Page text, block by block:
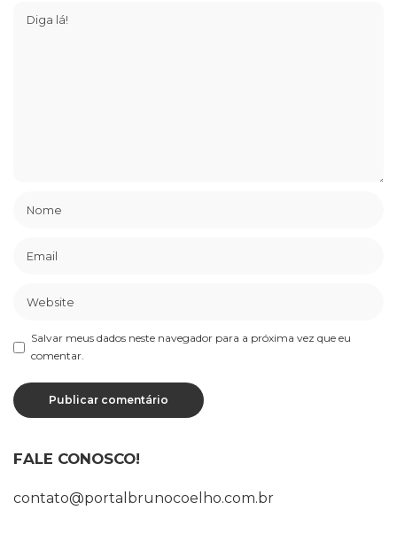
Salvar meus dados neste navegador para a próxima vez que eu
comentar.
FALE CONOSCO!
contato@portalbrunocoelho.com.br